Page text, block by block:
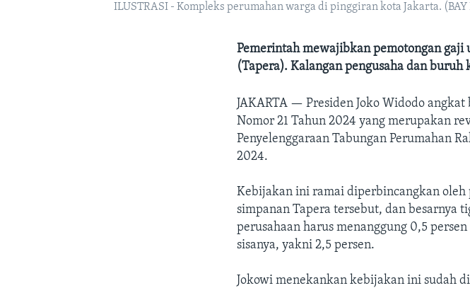
ILUSTRASI - Kompleks perumahan warga di pinggiran kota Jakarta. (BAY
Pemerintah mewajibkan pemotongan
(Tapera). Kalangan pengusaha dan
JAKARTA —Presiden Joko Widodo
Nomor 21 Tahun 2024 yang merupakan
Penyelenggaraan Tabungan Perumahan
2024.
Kebijakan ini ramai diperbincangkan
simpanan Tapera tersebut, dan besarnya
perusahaan harus menanggung 0,5
sisanya, yakni 2,5 persen.
Jokowi menekankan kebijakan ini sudah